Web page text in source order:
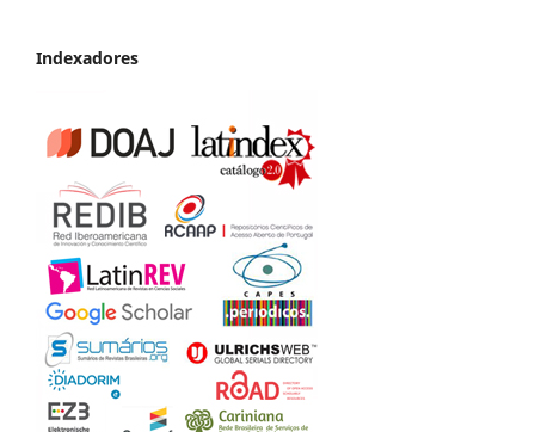
Indexadores